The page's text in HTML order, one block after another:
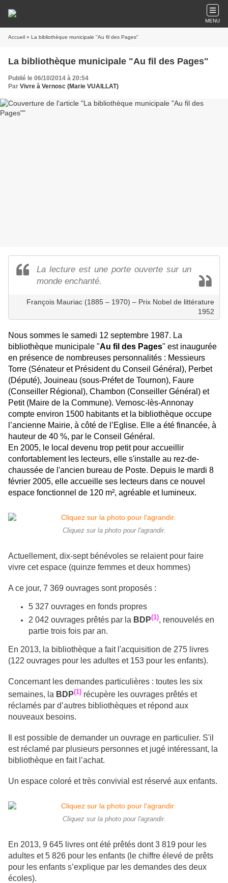
MENU
Accueil » La bibliothèque municipale "Au fil des Pages"
La bibliothèque municipale "Au fil des Pages"
Publié le 06/10/2014 à 20:54
Par Vivre à Vernosc (Marie VUAILLAT)
La lecture est une porte ouverte sur un
monde enchanté.
François Mauriac (1885 – 1970) – Prix Nobel de littérature
1952
Nous sommes le samedi 12 septembre 1987. La
bibliothèque municipale "Au fil des Pages" est inaugurée
en présence de nombreuses personnalités : Messieurs
Torre (Sénateur et Président du Conseil Général), Perbet
(Député), Jouineau (sous-Préfet de Tournon), Faure
(Conseiller Régional), Chambon (Conseiller Général) et
Petit (Maire de la Commune). Vernosc-lès-Annonay
compte environ 1500 habitants et la bibliothèque occupe
l’ancienne Mairie, à côté de l’Eglise. Elle a été financée, à
hauteur de 40 %, par le Conseil Général.
En 2005, le local devenu trop petit pour accueillir
confortablement les lecteurs, elle s'installe au rez-de-
chaussée de l'ancien bureau de Poste. Depuis le mardi 8
février 2005, elle accueille ses lecteurs dans ce nouvel
espace fonctionnel de 120 m², agréable et lumineux.
Cliquez sur la photo pour l'agrandir.
Actuellement, dix-sept bénévoles se relaient pour faire
vivre cet espace (quinze femmes et deux hommes)
A ce jour, 7 369 ouvrages sont proposés :
5 327 ouvrages en fonds propres
2 042 ouvrages prêtés par la BDP(1), renouvelés en
partie trois fois par an.
En 2013, la bibliothèque a fait l'acquisition de 275 livres
(122 ouvrages pour les adultes et 153 pour les enfants).
Concernant les demandes particulières : toutes les six
semaines, la BDP(1) récupère les ouvrages prêtés et
réclamés par d’autres bibliothèques et répond aux
nouveaux besoins.
Il est possible de demander un ouvrage en particulier. S'il
est réclamé par plusieurs personnes et jugé intéressant, la
bibliothèque en fait l’achat.
Un espace coloré et très convivial est réservé aux enfants.
Cliquez sur la photo pour l'agrandir.
En 2013, 9 645 livres ont été prêtés dont 3 819 pour les
adultes et 5 826 pour les enfants (le chiffre élevé de prêts
pour les enfants s’explique par les demandes des deux
écoles).